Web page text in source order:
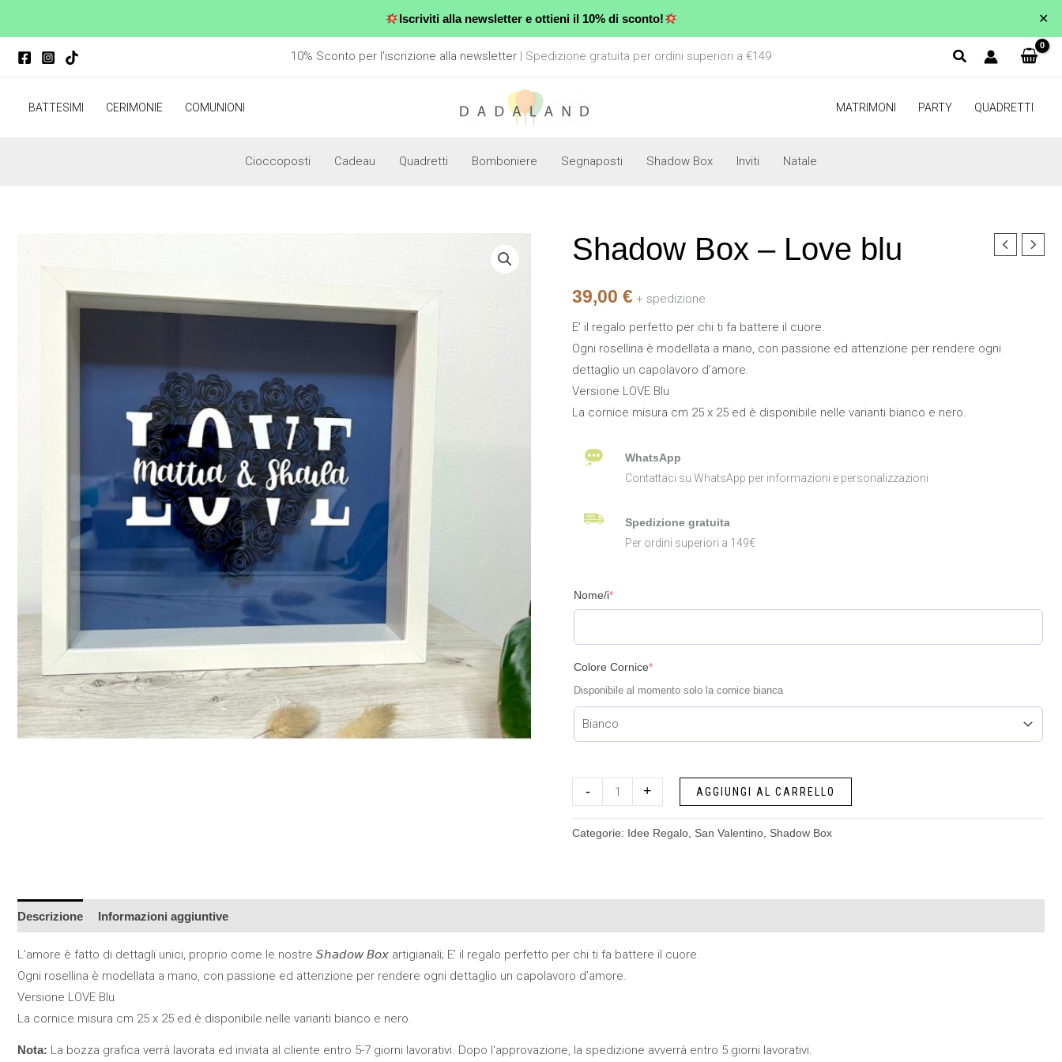
Iscriviti alla newsletter e ottieni il 10% di sconto! ✕
contenuto
10% Sconto per l'iscrizione alla newsletter | Spedizione gratuita per ordini superiori a €149
BATTESIMI CERIMONIE COMUNIONI MATRIMONI PARTY QUADRETTI
Cioccoposti Cadeau Quadretti Bomboniere Segnaposti Shadow Box Inviti Natale
Shadow Box – Love blu
39,00 € + spedizione
E’ il regalo perfetto per chi ti fa battere il cuore.
Ogni rosellina è modellata a mano, con passione ed attenzione per rendere ogni
dettaglio un capolavoro d’amore.
Versione LOVE Blu
La cornice misura cm 25 x 25 ed è disponibile nelle varianti bianco e nero.
WhatsApp
Contattaci su WhatsApp per informazioni e personalizzazioni
Spedizione gratuita
Per ordini superiori a 149€
Nome/i*
Colore Cornice*
Disponibile al momento solo la cornice bianca
-
Shadow
Box
Love
blu
quantità
+ AGGIUNGI AL CARRELLO
Categorie: Idee Regalo, San Valentino, Shadow Box
Descrizione Informazioni aggiuntive
L’amore è fatto di dettagli unici, proprio come le nostre 𝘚𝘩𝘢𝘥𝘰𝘸 𝘉𝘰𝘹 artigianali; E’ il regalo perfetto per chi ti fa battere il cuore.
Ogni rosellina è modellata a mano, con passione ed attenzione per rendere ogni dettaglio un capolavoro d’amore.
Versione LOVE Blu
La cornice misura cm 25 x 25 ed è disponibile nelle varianti bianco e nero.
Nota: La bozza grafica verrà lavorata ed inviata al cliente entro 5-7 giorni lavorativi. Dopo l'approvazione, la spedizione avverrà entro 5 giorni lavorativi.